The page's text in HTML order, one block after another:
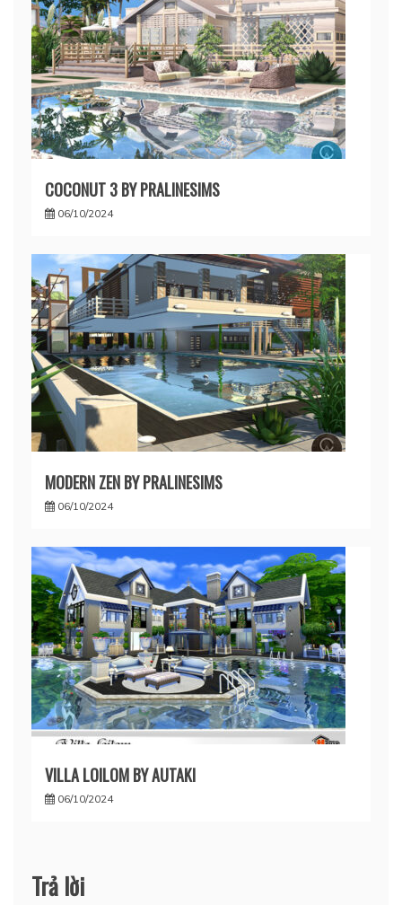
COCONUT 3 BY PRALINESIMS
06/10/2024
MODERN ZEN BY PRALINESIMS
06/10/2024
VILLA LOILOM BY AUTAKI
06/10/2024
Trả lời